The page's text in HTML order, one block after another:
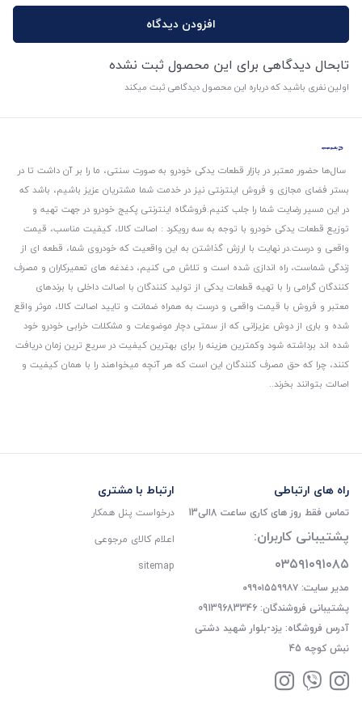
افزودن دیدگاه
تابحال دیدگاهی برای این محصول ثبت نشده
اولین نفری باشید که درباره این محصول دیدگاهی ثبت میکند
سال‌ها حضور معتبر در بازار قطعات یدکی خودرو به صورت سنتی، ما را بر آن داشت تا در
بستر فضای مجازی و فروش اینترنتی نیز در خدمت شما مشتریان عزیز باشیم، باشد که
در این مسیر رضایت شما را جلب کنیم.فروشگاه اینترنتی پکیج خودرو در جهت تهیه و
توزیع قطعات یدکی خودرو با توجه به سه رویکرد : اصالت کالا، کیفیت مناسب، قیمت
واقعی و درست.در نهایت با ارزش گذاشتن به این واقعیت که خودروی شما، قطعه ای از
زندگی شماست، راه اندازی شده است و تلاش می کنیم، دغدغه های تعمیرکاران و مصرف
کنندگان گرامی را با تهیه قطعات یدکی از تولید کنندگان با اصالت داخلی با برندهای
معتبر و فروش با قیمت واقعی و درست به همراه ضمانت و تایید اصالت کالا، موثر واقع
شده و باری از دوش عزیزانی که از سمتی دچار موضوعات و مشکلات خرابی خودرو خود
شده اند برداشته شود و‌کمترین هزینه را برای بهترین کیفیت در سریع ترین زمان دریافت
کنند، چرا که حق مصرف کنندگان این است که هر آنچه میخواهند را با همان کیفیت و
اصالت بتوانند بخرند..
راه های ارتباطی
تماس فقط روز های کاری ساعت 8الی13
پشتیبانی کاربران:
۰۳۵۹۱۰۹۱۰۸۵
مدیر سایت: ۰۹۹۰۱۵۵۹۹۸۷
پشتیبانی فروشندگان: 09139683346
آدرس فروشگاه: یزد-بلوار شهید دشتی
نبش کوچه 45
ارتباط با مشتری
درخواست پنل همکار
اعلام کالای مرجوعی
sitemap